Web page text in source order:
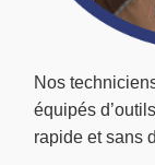
Nos
équipés
rapide et sans